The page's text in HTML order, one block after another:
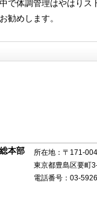
で体調管理はやはりス
勧めします。
所在地：〒171-
東京都豊島区要町
電話番号：03-